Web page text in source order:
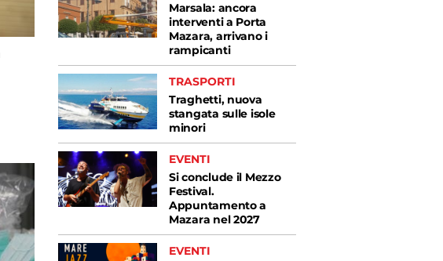
Marsala: ancora
interventi a Porta
Mazara, arrivano i
rampicanti
TRASPORTI
Traghetti, nuova
stangata sulle isole
minori
EVENTI
Si conclude il Mezzo
Festival.
Appuntamento a
Mazara nel 2027
EVENTI